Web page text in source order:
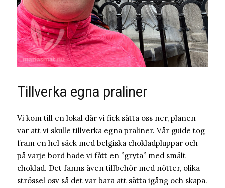
Tillverka egna praliner
Vi kom till en lokal där vi fick sätta oss ner, planen
var att vi skulle tillverka egna praliner. Vår guide tog
fram en hel säck med belgiska chokladpluppar och
på varje bord hade vi fått en ”gryta” med smält
choklad. Det fanns även tillbehör med nötter, olika
strössel osv så det var bara att sätta igång och skapa.